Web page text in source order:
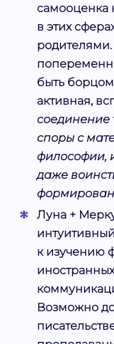
самооценка
в этих
родителями.
быть
активная,
соединение
споры с
философии,
даже
Луна +
к изучению
Возможно